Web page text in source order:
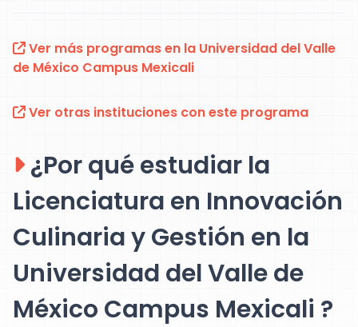
Ver más programas en la Universidad del Valle
de México Campus Mexicali
Ver otras instituciones con este programa
¿Por qué estudiar la
Licenciatura en Innovación
Culinaria y Gestión en la
Universidad del Valle de
México Campus Mexicali ?